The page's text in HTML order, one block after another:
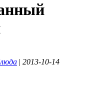
| 2013-10-14